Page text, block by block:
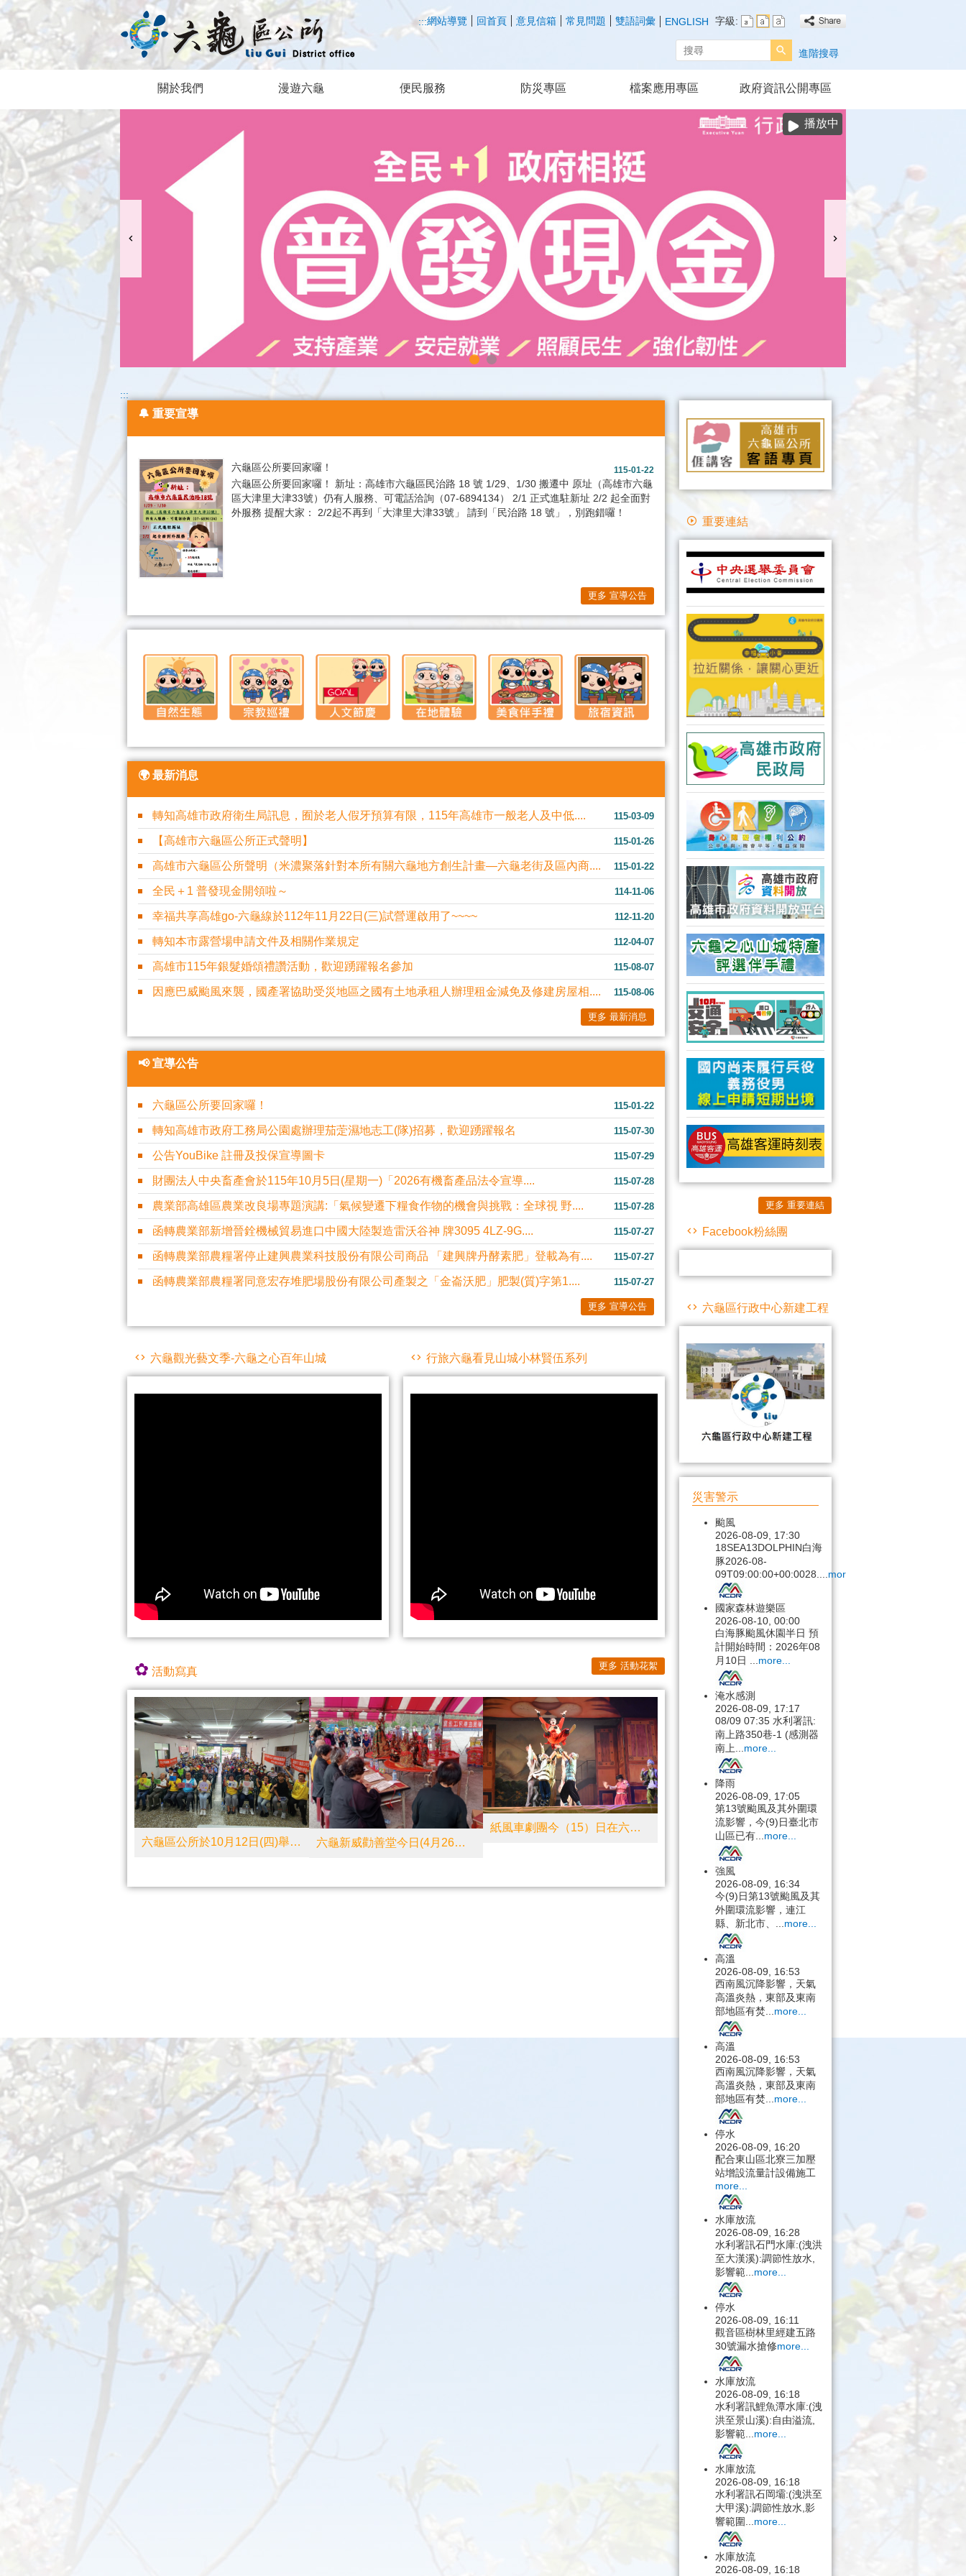
跳到主要內容區塊
:::網站導覽 回首頁 意見信箱 常見問題 雙語詞彙 ENGLISH 字級:
搜尋
進階搜尋
關於我們 漫遊六龜 便民服務 防災專區 檔案應用專區 政府資訊公開專區
播放中
:::
🔔 重要宣導
六龜區公所要回家囉！ 115-01-22
六龜區公所要回家囉！ 新址：高雄市六龜區民治路 18 號 1/29、1/30 搬遷中 原址（高雄市六龜
區大津里大津33號）仍有人服務、可電話洽詢（07-6894134） 2/1 正式進駐新址 2/2 起全面對
外服務 提醒大家： 2/2起不再到「大津里大津33號」 請到「民治路 18 號」，別跑錯囉！
更多 宣導公告
🌍 最新消息
115-03-09
轉知高雄市政府衛生局訊息，囿於老人假牙預算有限，115年高雄市一般老人及中低....
115-01-26
【高雄市六龜區公所正式聲明】
115-01-22
高雄市六龜區公所聲明（米濃聚落針對本所有關六龜地方創生計畫—六龜老街及區內商....
114-11-06
全民＋1 普發現金開領啦～
112-11-20
幸福共享高雄go-六龜線於112年11月22日(三)試營運啟用了~~~~
112-04-07
轉知本市露營場申請文件及相關作業規定
115-08-07
高雄市115年銀髮婚頌禮讚活動，歡迎踴躍報名參加
115-08-06
因應巴威颱風來襲，國產署協助受災地區之國有土地承租人辦理租金減免及修建房屋相....
更多 最新消息
📢 宣導公告
115-01-22
六龜區公所要回家囉！
115-07-30
轉知高雄市政府工務局公園處辦理茄萣濕地志工(隊)招募，歡迎踴躍報名
115-07-29
公告YouBike 註冊及投保宣導圖卡
115-07-28
財團法人中央畜產會於115年10月5日(星期一)「2026有機畜產品法令宣導....
115-07-28
農業部高雄區農業改良場專題演講:「氣候變遷下糧食作物的機會與挑戰：全球視 野....
115-07-27
函轉農業部新增晉銓機械貿易進口中國大陸製造雷沃谷神 牌3095 4LZ-9G....
115-07-27
函轉農業部農糧署停止建興農業科技股份有限公司商品 「建興牌丹酵素肥」登載為有....
115-07-27
函轉農業部農糧署同意宏存堆肥場股份有限公司產製之「金崙沃肥」肥製(質)字第1....
更多 宣導公告
六龜觀光藝文季-六龜之心百年山城 行旅六龜看見山城小林賢伍系列
✿​ 活動寫真
六龜區公所於10月12日(四)舉辦「六龜區112年度重陽節敬老活動」 六龜新威勸善堂今日(4月26日)舉行新民庄祭河江活動，傳承客家無形文化資產!
紙風車劇團今（15）日在六龜龍興國小盛大登場！
更多 活動花絮
重要連結
更多 重要連結
Facebook粉絲團
六龜區行政中心新建工程
災害警示
颱風
2026-08-09, 17:30
18SEA13DOLPHIN白海
豚2026-08-
09T09:00:00+00:0028.... more...
國家森林遊樂區
2026-08-10, 00:00
白海豚颱風休園半日 預
計開始時間：2026年08
月10日 ... more...
淹水感測
2026-08-09, 17:17
08/09 07:35 水利署訊:
南上路350巷-1 (感測器
南上... more...
降雨
2026-08-09, 17:05
第13號颱風及其外圍環
流影響，今(9)日臺北市
山區已有... more...
強風
2026-08-09, 16:34
今(9)日第13號颱風及其
外圍環流影響，連江
縣、新北市、... more...
高溫
2026-08-09, 16:53
西南風沉降影響，天氣
高溫炎熱，東部及東南
部地區有焚... more...
高溫
2026-08-09, 16:53
西南風沉降影響，天氣
高溫炎熱，東部及東南
部地區有焚... more...
停水
2026-08-09, 16:20
配合東山區北寮三加壓
站增設流量計設備施工
more...
水庫放流
2026-08-09, 16:28
水利署訊石門水庫:(洩洪
至大漢溪):調節性放水,
影響範... more...
停水
2026-08-09, 16:11
觀音區樹林里經建五路
30號漏水搶修more...
水庫放流
2026-08-09, 16:18
水利署訊鯉魚潭水庫:(洩
洪至景山溪):自由溢流,
影響範... more...
水庫放流
2026-08-09, 16:18
水利署訊石岡壩:(洩洪至
大甲溪):調節性放水,影
響範圍... more...
水庫放流
2026-08-09, 16:18